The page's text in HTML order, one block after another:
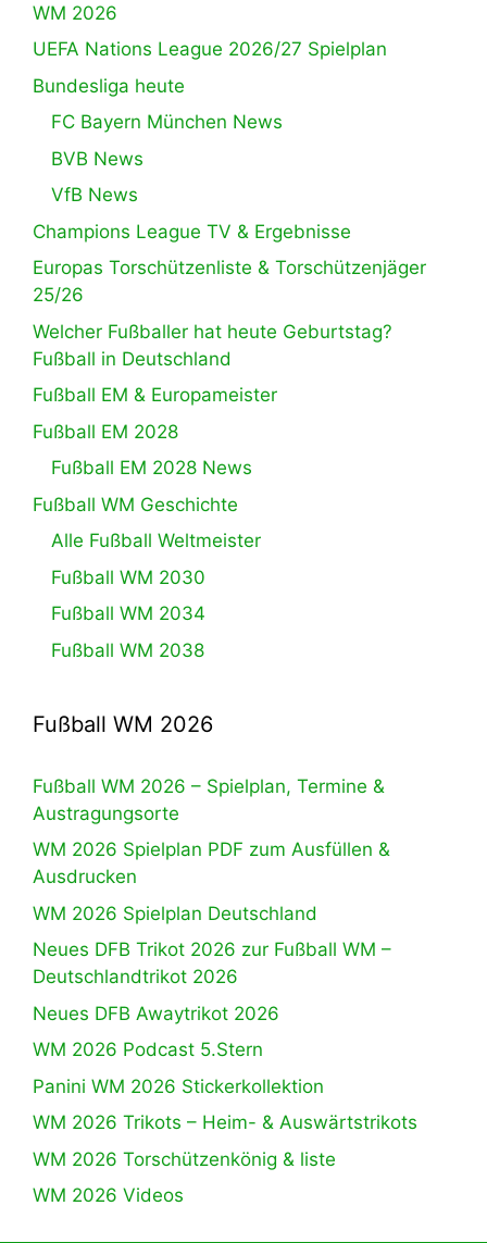
WM 2026
UEFA Nations League 2026/27 Spielplan
Bundesliga heute
FC Bayern München News
BVB News
VfB News
Champions League TV & Ergebnisse
Europas Torschützenliste & Torschützenjäger
25/26
Welcher Fußballer hat heute Geburtstag?
Fußball in Deutschland
Fußball EM & Europameister
Fußball EM 2028
Fußball EM 2028 News
Fußball WM Geschichte
Alle Fußball Weltmeister
Fußball WM 2030
Fußball WM 2034
Fußball WM 2038
Fußball WM 2026
Fußball WM 2026 – Spielplan, Termine &
Austragungsorte
WM 2026 Spielplan PDF zum Ausfüllen &
Ausdrucken
WM 2026 Spielplan Deutschland
Neues DFB Trikot 2026 zur Fußball WM –
Deutschlandtrikot 2026
Neues DFB Awaytrikot 2026
WM 2026 Podcast 5.Stern
Panini WM 2026 Stickerkollektion
WM 2026 Trikots – Heim- & Auswärtstrikots
WM 2026 Torschützenkönig & liste
WM 2026 Videos